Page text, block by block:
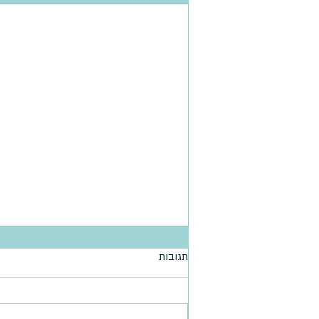
קציצות דלעת
תגובות